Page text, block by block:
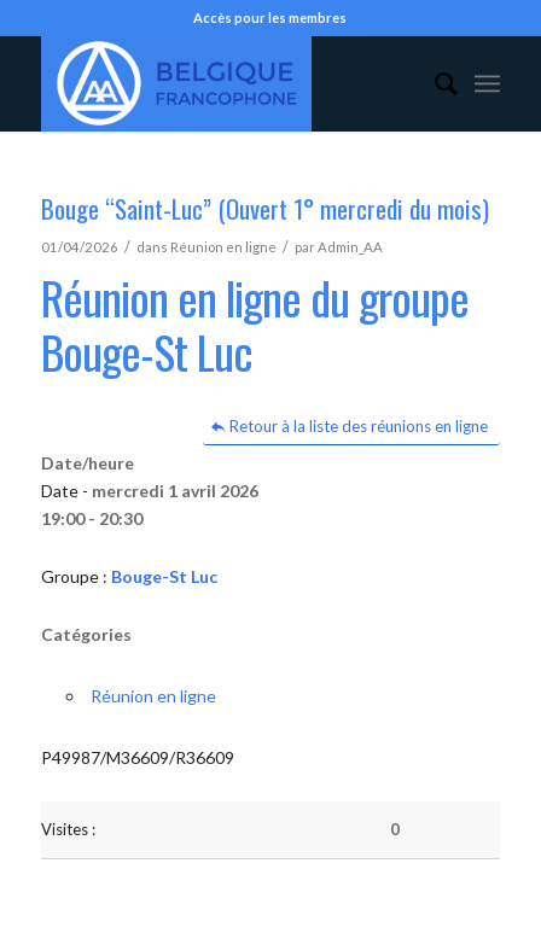
Accès pour les membres
Bouge “Saint-Luc” (Ouvert 1° mercredi du mois)
01/04/2026 / dans Réunion en ligne / parAdmin_AA
Réunion en ligne du groupe
Bouge-St Luc
Retour à la liste des réunions en ligne
Date/heure
Date - mercredi 1 avril 2026
19:00 - 20:30
Groupe : Bouge-St Luc
Catégories
Réunion en ligne
P49987/M36609/R36609
Visites : 0